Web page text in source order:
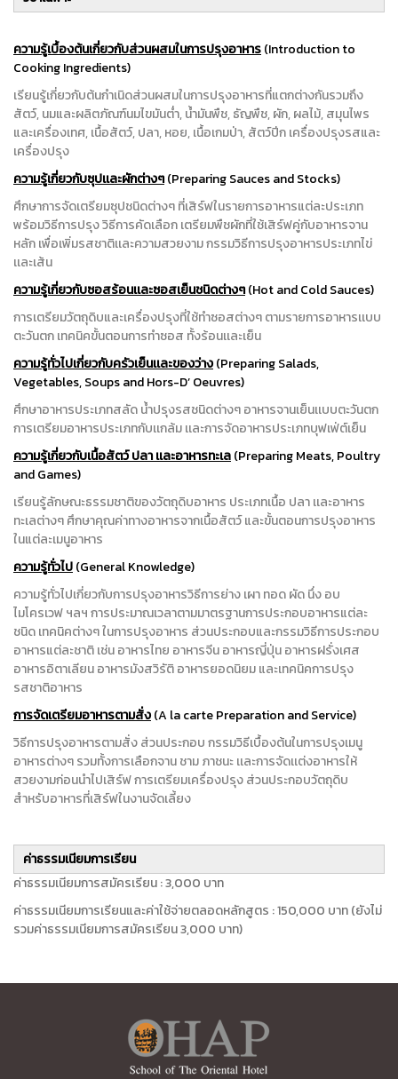
ความรู้เบื้องต้นเกี่ยวกับส่วนผสมในการปรุงอาหาร(Introduction to
Cooking Ingredients)
เรียนรู้เกี่ยวกับต้นกำเนิดส่วนผสมในการปรุงอาหารที่แตกต่างกันรวมถึง
สัตว์, นมและผลิตภัณฑ์นมไขมันต่ำ, น้ำมันพืช, ธัญพืช, ผัก, ผลไม้, สมุนไพร
และเครื่องเทศ, เนื้อสัตว์, ปลา, หอย, เนื้อเกมป่า, สัตว์ปีก เครื่องปรุงรสและ
เครื่องปรุง
ความรู้เกี่ยวกับซุปเเละผักต่างๆ(Preparing Sauces and Stocks)
ศึกษาการจัดเตรียมซุปชนิดต่างๆ ที่เสิร์ฟในรายการอาหารแต่ละประเภท
พร้อมวิธีการปรุง วิธีการคัดเลือก เตรียมพืชผักที่ใช้เสิร์ฟคู่กับอาหารจาน
หลัก เพื่อเพิ่มรสชาติเเละความสวยงาม กรรมวิธีการปรุงอาหารประเภทไข่
เเละเส้น
ความรู้เกี่ยวกับซอสร้อนเเละซอสเย็นชนิดต่างๆ(Hot and Cold Sauces)
การเตรียมวัตถุดิบและเครื่องปรุงที่ใช้ทำซอสต่างๆ ตามรายการอาหารเเบบ
ตะวันตก เทคนิคขั้นตอนการทำซอส ทั้งร้อนเเละเย็น
ความรู้ทั่วไปเกี่ยวกับครัวเย็นเเละของว่าง(Preparing Salads,
Vegetables, Soups and Hors-D’ Oeuvres)
ศึกษาอาหารประเภทสลัด น้ำปรุงรสชนิดต่างๆ อาหารจานเย็นเเบบตะวันตก
การเตรียมอาหารประเภทกับเเกล้ม เเละการจัดอาหารประเภทบุฟเฟ่ต์เย็น
ความรู้เกี่ยวกับเนื้อสัตว์ปลาเเละอาหารทะเล(Preparing Meats, Poultry
and Games)
เรียนรู้ลักษณะธรรมชาติของวัตถุดิบอาหาร ประเภทเนื้อ ปลา เเละอาหาร
ทะเลต่างๆ ศึกษาคุณค่าทางอาหารจากเนื้อสัตว์ และขั้นตอนการปรุงอาหาร
ในแต่ละเมนูอาหาร
ความรู้ทั่วไป(General Knowledge)
ความรู้ทั่วไปเกี่ยวกับการปรุงอาหารวิธีการย่าง เผา ทอด ผัด นึ่ง อบ
ไมโครเวฟ ฯลฯ การประมาณเวลาตามมาตรฐานการประกอบอาหารแต่ละ
ชนิด เทคนิคต่างๆ ในการปรุงอาหาร ส่วนประกอบและกรรมวิธีการประกอบ
อาหารแต่ละชาติ เช่น อาหารไทย อาหารจีน อาหารญี่ปุ่น อาหารฝรั่งเศส
อาหารอิตาเลียน อาหารมังสวิรัติ อาหารยอดนิยม และเทคนิคการปรุง
รสชาติอาหาร
การจัดเตรียมอาหารตามสั่ง(A la carte Preparation and Service)
วิธีการปรุงอาหารตามสั่ง ส่วนประกอบ กรรมวิธีเบื้องต้นในการปรุงเมนู
อาหารต่างๆ รวมทั้งการเลือกจาน ชาม ภาชนะ เเละการจัดเเต่งอาหารให้
สวยงามก่อนนำไปเสิร์ฟ การเตรียมเครื่องปรุง ส่วนประกอบวัตถุดิบ
สำหรับอาหารที่เสิร์ฟในงานจัดเลี้ยง
ค่าธรรมเนียมการเรียน
ค่าธรรมเนียมการสมัครเรียน : 3,000 บาท
ค่าธรรมเนียมการเรียนและค่าใช้จ่ายตลอดหลักสูตร : 150,000 บาท (ยังไม่
รวมค่าธรรมเนียมการสมัครเรียน 3,000 บาท)